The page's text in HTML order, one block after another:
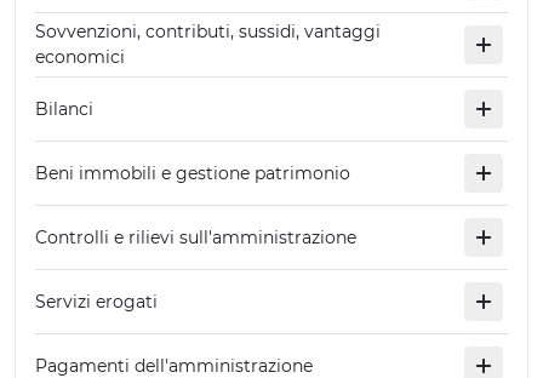
Sovvenzioni, contributi, sussidi, vantaggi
economici
Bilanci
Beni immobili e gestione patrimonio
Controlli e rilievi sull'amministrazione
Servizi erogati
Pagamenti dell'amministrazione